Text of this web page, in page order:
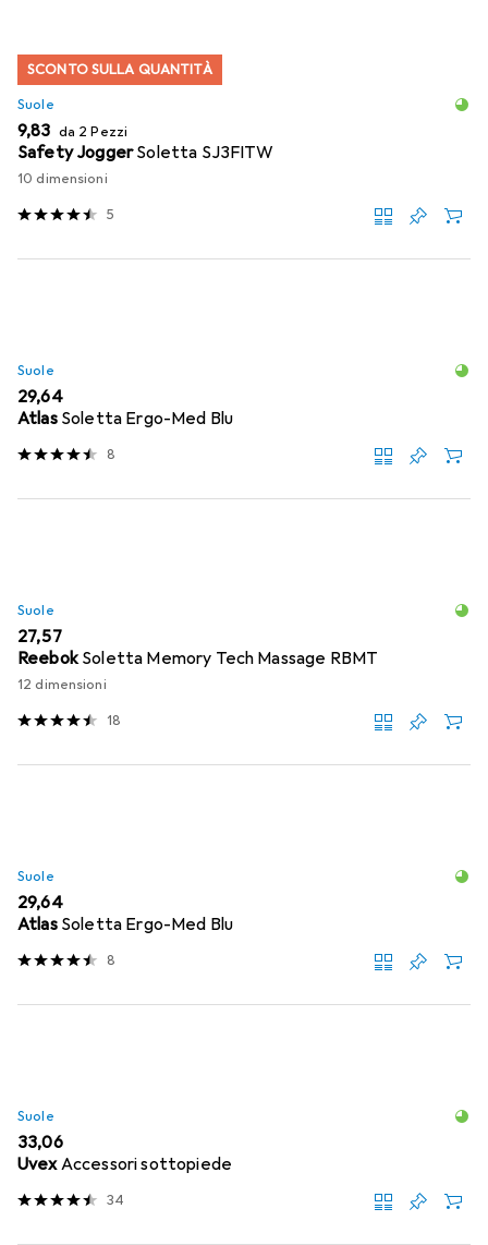
SCONTO SULLA QUANTITÀ
Suole
EUR
9,83 da 2 Pezzi
Safety JoggerSoletta SJ3FITW
10 dimensioni
5
Suole
EUR
29,64
Atlas Soletta Ergo-Med Blu
8
Suole
EUR
27,57
Reebok Soletta Memory Tech Massage RBMT
12 dimensioni
18
Suole
EUR
29,64
Atlas Soletta Ergo-Med Blu
8
Suole
EUR
33,06
UvexAccessori sottopiede
34